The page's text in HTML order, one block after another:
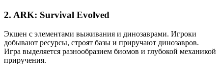
2. ARK: Survival Evolved
Экшен с элементами выживания и динозаврами. Игроки
добывают ресурсы, строят базы и приручают динозавров.
Игра выделяется разнообразием биомов и глубокой механикой
приручения.